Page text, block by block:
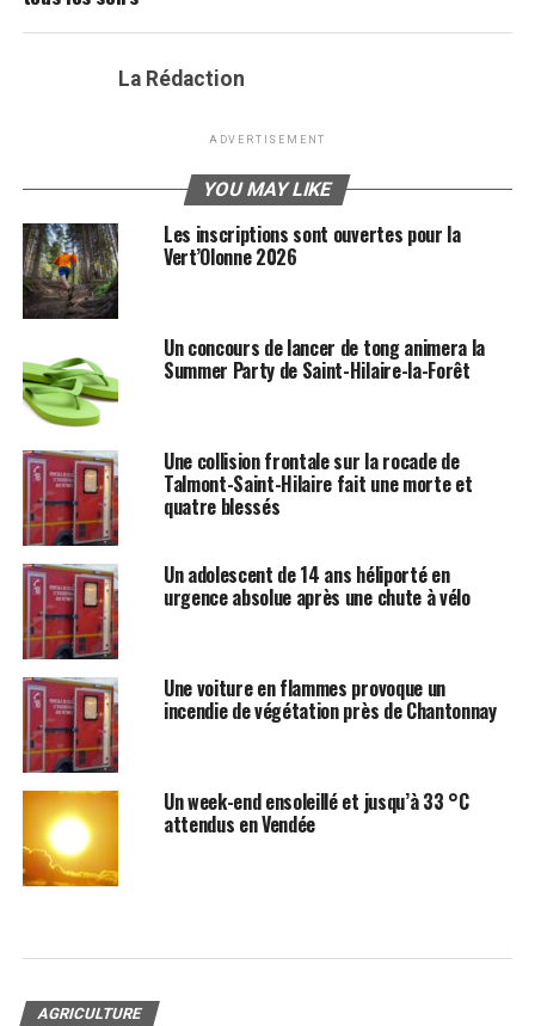
La Rédaction
ADVERTISEMENT
YOU MAY LIKE
Les inscriptions sont ouvertes pour la
Vert’Olonne 2026
Un concours de lancer de tong animera la
Summer Party de Saint-Hilaire-la-Forêt
Une collision frontale sur la rocade de
Talmont-Saint-Hilaire fait une morte et
quatre blessés
Un adolescent de 14 ans héliporté en
urgence absolue après une chute à vélo
Une voiture en flammes provoque un
incendie de végétation près de Chantonnay
Un week-end ensoleillé et jusqu’à 33 °C
attendus en Vendée
AGRICULTURE